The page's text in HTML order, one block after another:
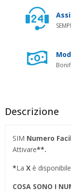
Descrizione
SIM Numero
Attivare**.
*La X è
COSA SONO I